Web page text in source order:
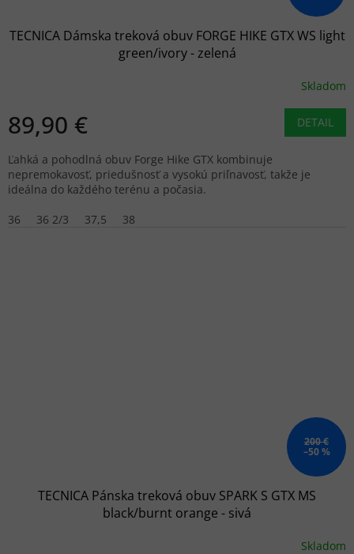
TECNICA Dámska treková obuv FORGE HIKE GTX WS light
green/ivory - zelená
Skladom
89,90 € DETAIL
Ľahká a pohodlná obuv Forge Hike GTX kombinuje
nepremokavosť, priedušnosť a vysokú priľnavosť, takže je
ideálna do každého terénu a počasia.
36
36 2/3 37,5 38
200 €
–50 %
TECNICA Pánska treková obuv SPARK S GTX MS
black/burnt orange - sivá
Skladom